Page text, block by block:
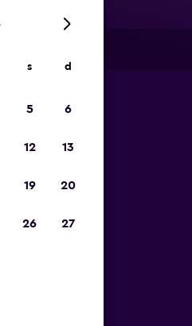
s d
5 6
12 13
19 20
26 27